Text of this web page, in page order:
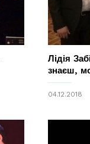
Лідія
знаєш,
04.12.2018